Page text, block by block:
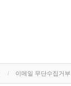
이메일 무단수집거부